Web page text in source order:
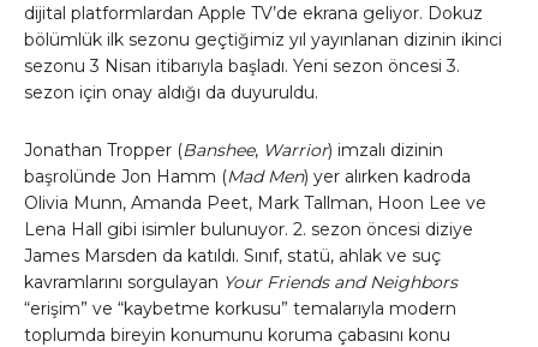
dijital platformlardan Apple TV’de ekrana geliyor. Dokuz
bölümlük ilk sezonu geçtiğimiz yıl yayınlanan dizinin ikinci
sezonu 3 Nisan itibarıyla başladı. Yeni sezon öncesi 3.
sezon için onay aldığı da duyuruldu.
Jonathan Tropper (Banshee, Warrior) imzalı dizinin
başrolünde Jon Hamm (Mad Men) yer alırken kadroda
Olivia Munn, Amanda Peet, Mark Tallman, Hoon Lee ve
Lena Hall gibi isimler bulunuyor. 2. sezon öncesi diziye
James Marsden da katıldı. Sınıf, statü, ahlak ve suç
kavramlarını sorgulayan Your Friends and Neighbors
“erişim” ve “kaybetme korkusu” temalarıyla modern
toplumda bireyin konumunu koruma çabasını konu